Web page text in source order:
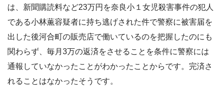
は、新聞購読料など23万円を奈良小１女児殺害事件の犯人
である小林薫容疑者に持ち逃げされた件で警察に被害届を
出した後河合町の販売店で働いているのを把握したのにも
関わらず、毎月3万の返済をさせることを条件に警察には
通報していなかったことがわかったことからです。完済さ
れることはなかったそうです。